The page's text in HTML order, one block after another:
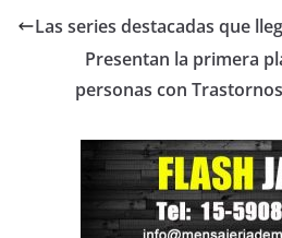
Las series destacadas que
Presentan la primera
personas con